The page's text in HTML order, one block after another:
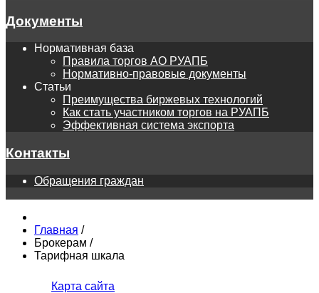
Документы
Нормативная база
Правила торгов АО РУАПБ
Нормативно-правовые документы
Статьи
Преимущества биржевых технологий
Как стать участником торгов на РУАПБ
Эффективная система экспорта
Контакты
Обращения граждан
Главная /
Брокерам /
Тарифная шкала
Карта сайта